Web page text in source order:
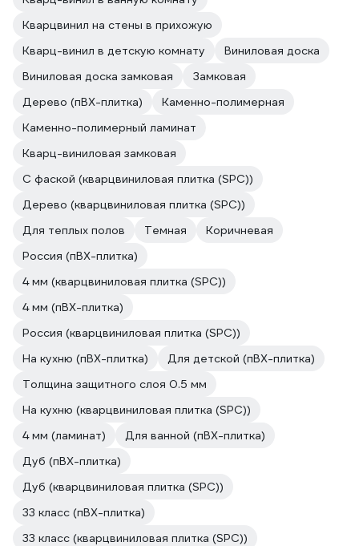
Кварцвинил на стены в прихожую
Кварц-винил в детскую комнату
Виниловая доска
Виниловая доска замковая
Замковая
Дерево (пВХ-плитка)
Каменно-полимерная
Каменно-полимерный ламинат
Кварц-виниловая замковая
С фаской (кварцвиниловая плитка (SPC))
Дерево (кварцвиниловая плитка (SPC))
Для теплых полов
Темная
Коричневая
Россия (пВХ-плитка)
4 мм (кварцвиниловая плитка (SPC))
4 мм (пВХ-плитка)
Россия (кварцвиниловая плитка (SPC))
На кухню (пВХ-плитка)
Для детской (пВХ-плитка)
Толщина защитного слоя 0.5 мм
На кухню (кварцвиниловая плитка (SPC))
4 мм (ламинат)
Для ванной (пВХ-плитка)
Дуб (пВХ-плитка)
Дуб (кварцвиниловая плитка (SPC))
33 класс (пВХ-плитка)
33 класс (кварцвиниловая плитка (SPC))